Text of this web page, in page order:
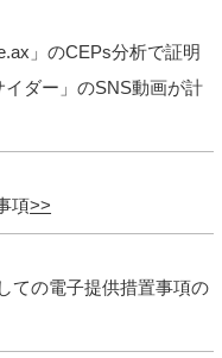
」のCEPs分析で証明
ダー」のSNS動画が計
項
ての電子提供措置事項の